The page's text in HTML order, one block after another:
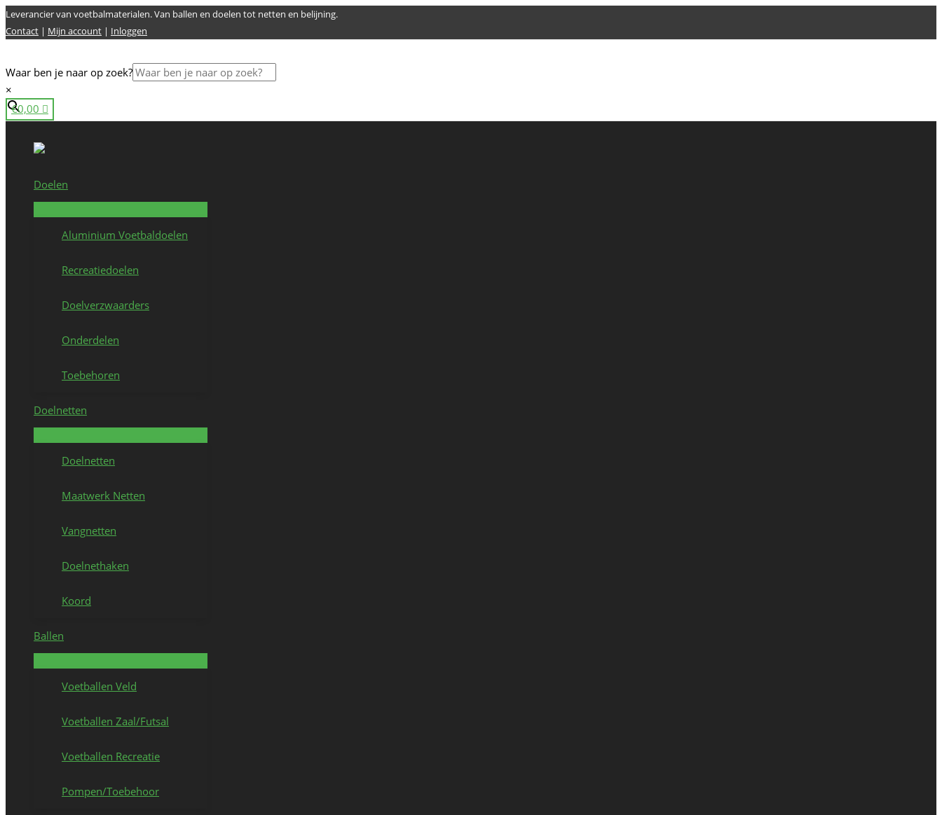
Ga
naar
Leverancier van voetbalmaterialen. Van ballen en doelen tot netten en belijning.
Contact | Mijn account | Inloggen
Waar ben je naar op zoek?
×
€0,00
Doelen
Aluminium Voetbaldoelen
Recreatiedoelen
Doelverzwaarders
Onderdelen
Toebehoren
Doelnetten
Doelnetten
Maatwerk Netten
Vangnetten
Doelnethaken
Koord
Ballen
Voetballen Veld
Voetballen Zaal/Futsal
Voetballen Recreatie
Pompen/Toebehoor